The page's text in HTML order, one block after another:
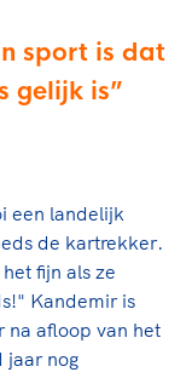
gewenst en
sport is dat
gelijk is
een landelijk
de kartrekker.
fijn als ze
Kandemir is
na afloop van het
jaar nog